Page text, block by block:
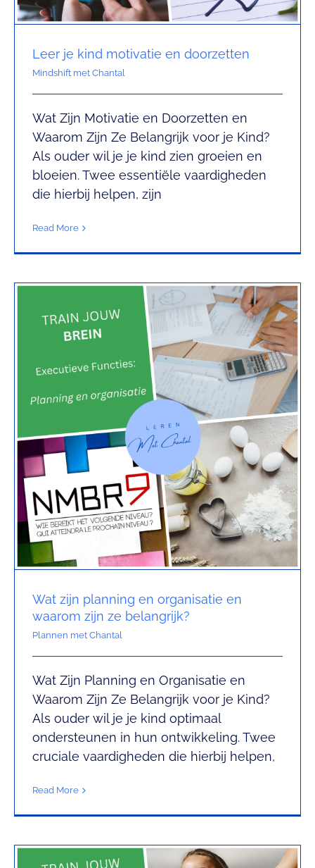
Leer je kind motivatie en doorzetten
Mindshift met Chantal
Wat Zijn Motivatie en Doorzetten en
Waarom Zijn Ze Belangrijk voor je Kind?
Als ouder wil je je kind zien groeien en
bloeien. Twee essentiële vaardigheden
die hierbij helpen, zijn
Read More
Wat zijn planning en organisatie
en waarom zijn ze belangrijk?
Plannen met Chantal
Wat zijn planning en organisatie en
waarom zijn ze belangrijk?
Plannen met Chantal
Wat Zijn Planning en Organisatie en
Waarom Zijn Ze Belangrijk voor je Kind?
Als ouder wil je je kind optimaal
ondersteunen in hun ontwikkeling. Twee
cruciale vaardigheden die hierbij helpen,
Read More
Train je Brein: executieve
functies
Leren met Chantal